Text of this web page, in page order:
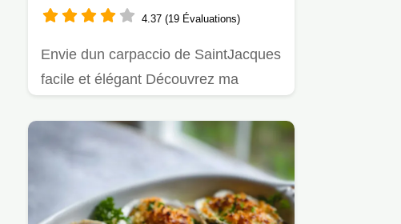
4.37 (19 Évaluations)
Envie dun carpaccio de SaintJacques
facile et élégant Découvrez ma